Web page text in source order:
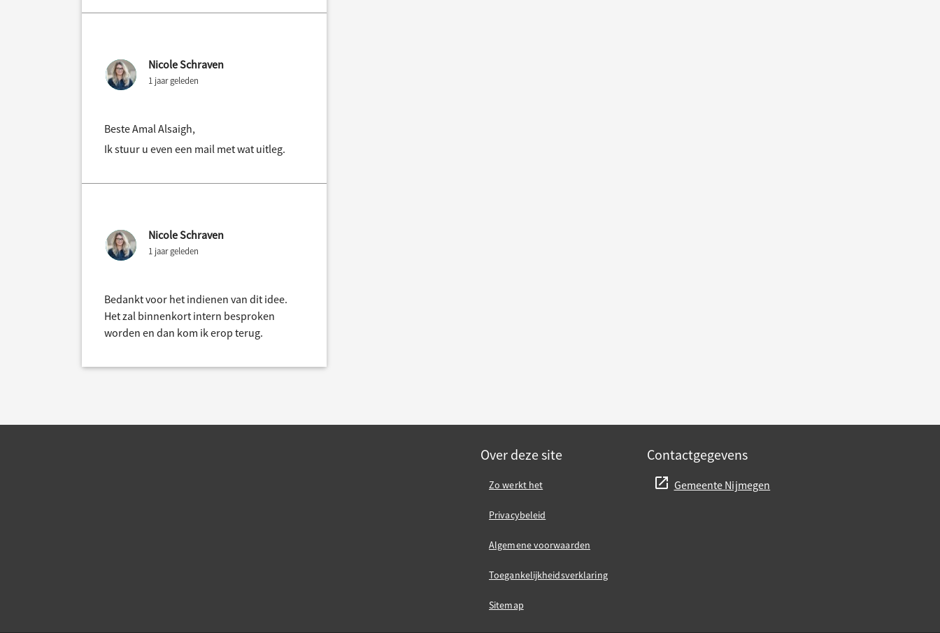
Nicole Schraven
1 jaar geleden
Beste Amal Alsaigh,
Ik stuur u even een mail met wat uitleg.
Nicole Schraven
1 jaar geleden
Bedankt voor het indienen van dit idee.
Het zal binnenkort intern besproken
worden en dan kom ik erop terug.
Over deze site
Zo werkt het
Privacybeleid
Algemene voorwaarden
Toegankelijkheidsverklaring
Sitemap
Contactgegevens
Gemeente Nijmegen